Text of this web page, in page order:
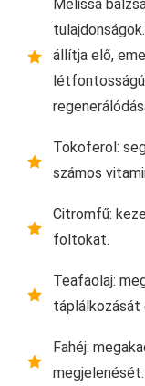
Melissa
állítja elő,
Tokoferol:
számos
Citromfű:
foltokat.
Teafaolaj:
táplálkozását
Fahéj:
megjelenését.